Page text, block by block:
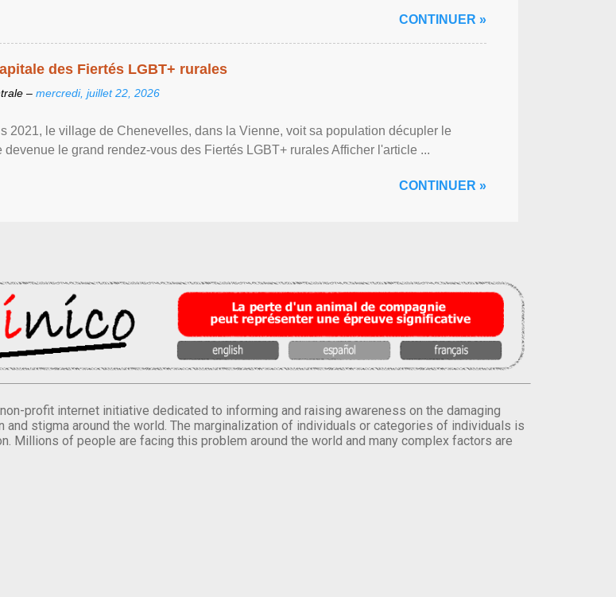
CONTINUER »
des Fiertés LGBT+ rurales
– mercredi, juillet 22, 2026
2021, le village de Chenevelles, dans la Vienne, voit sa population décupler le
devenue le grand rendez-vous des Fiertés LGBT+ rurales Afficher l'article ...
CONTINUER »
profit internet initiative dedicated to informing and raising awareness on the damaging
stigma around the world. The marginalization of individuals or categories of individuals is
Millions of people are facing this problem around the world and many complex factors are